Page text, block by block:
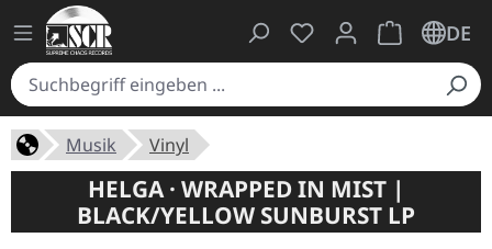
Du hast 0 Produkte
Warenkorb
DE
Musik Vinyl
HELGA · WRAPPED IN MIST |
BLACK/YELLOW SUNBURST LP